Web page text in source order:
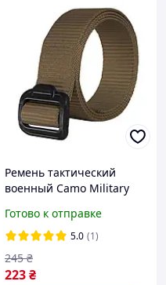
Ремень тактический
военный Camo Military
Готово к отправке
5.0 (1)
223₴
245 ₴